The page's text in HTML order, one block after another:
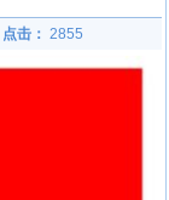
点击： 2855